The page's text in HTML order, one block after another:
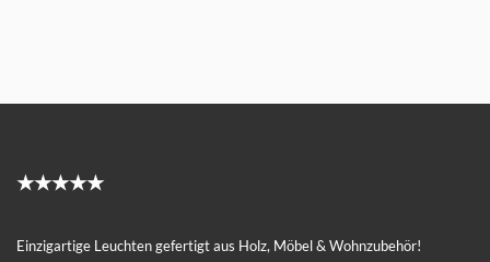
★★★★★
Einzigartige Leuchten gefertigt aus Holz, Möbel & Wohnzubehör!